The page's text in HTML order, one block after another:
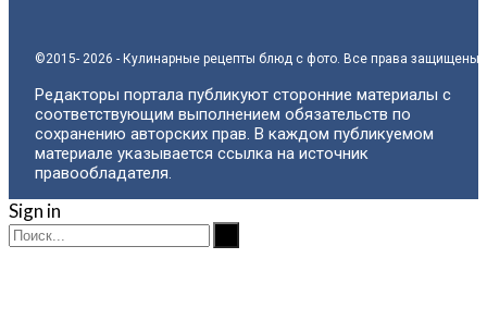
©2015- 2026 - Кулинарные рецепты блюд с фото. Все права защищены.
Редакторы портала публикуют сторонние материалы с
соответствующим выполнением обязательств по
сохранению авторских прав. В каждом публикуемом
материале указывается ссылка на источник
правообладателя.
Sign in